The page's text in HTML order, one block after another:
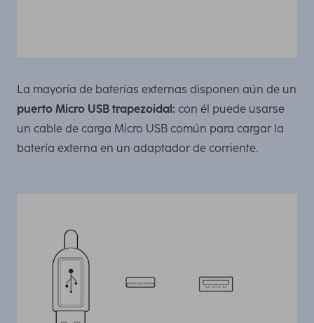
La mayoría de baterías externas disponen aún de un
puerto Micro USB trapezoidal: con él puede usarse
un cable de carga Micro USB común para cargar la
batería externa en un adaptador de corriente.